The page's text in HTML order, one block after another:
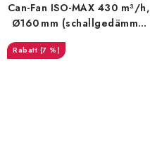
Can-Fan ISO-MAX 430 m³/h,
Ø160 mm (schallgedämmt,
3-Stufen)
(7 %)